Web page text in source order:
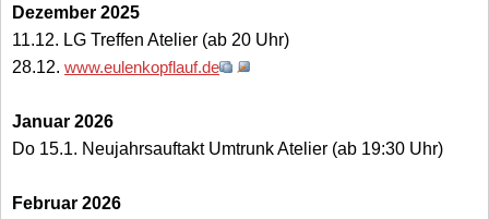
Dezember 2025
11.12. LG Treffen Atelier (ab 20 Uhr)
28.12. www.eulenkopflauf.de
Januar 2026
Do 15.1. Neujahrsauftakt Umtrunk Atelier (ab 19:30 Uhr)
Februar 2026